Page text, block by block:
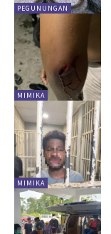
PEGUNUNGAN
MIMIKA
MIMIKA